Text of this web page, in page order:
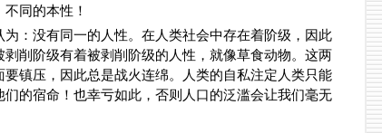
同的本性！
为：没有同一的人性。在人类社会中存在着阶级，因此
削阶级有着被剥削阶级的人性，就像草食动物。这两
镇压，因此总是战火连绵。人类的自私注定人类只能
的宿命！也幸亏如此，否则人口的泛滥会让我们毫无